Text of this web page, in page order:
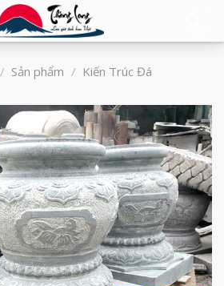
/ Sản phẩm / Kiến Trúc Đá